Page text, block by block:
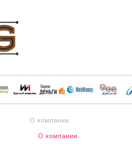
О компании
О компании